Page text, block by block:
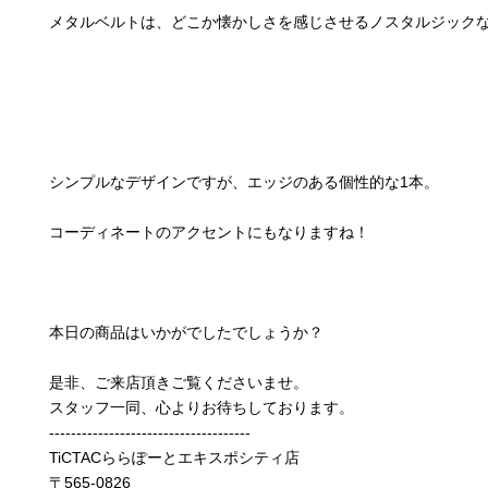
メタルベルトは、どこか懐かしさを感じさせるノスタルジック
シンプルなデザインですが、エッジのある個性的な1本。
コーディネートのアクセントにもなりますね！
本日の商品はいかがでしたでしょうか？
是非、ご来店頂きご覧くださいませ。
スタッフ一同、心よりお待ちしております。
-------------------------------------
TiCTACららぽーとエキスポシティ店
〒565-0826